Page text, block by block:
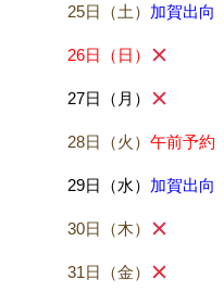
25日（土） 加賀出向
26日（日）
27日（月）
28日（火）午前予約
29日（水） 加賀出向
30日（木）
31日（金）